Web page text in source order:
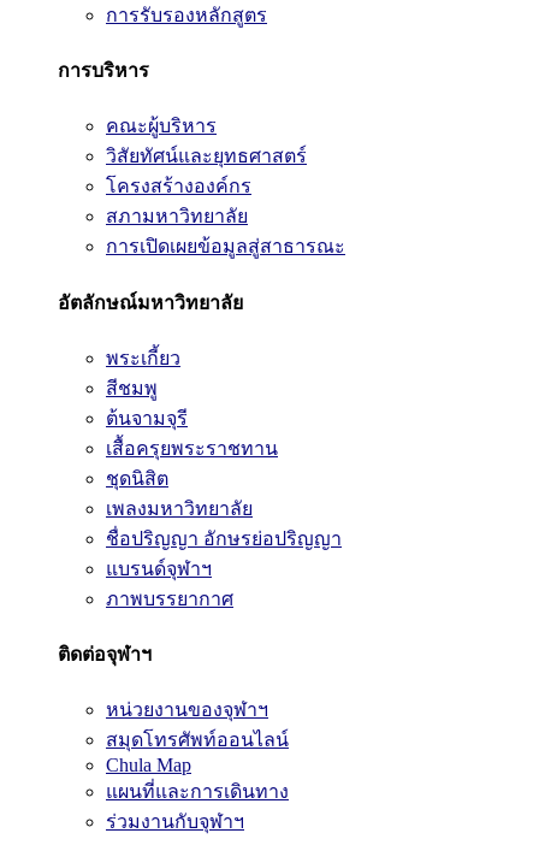
การรับรองหลักสูตร
การบริหาร
คณะผู้บริหาร
วิสัยทัศน์และยุทธศาสตร์
โครงสร้างองค์กร
สภามหาวิทยาลัย
การเปิดเผยข้อมูลสู่สาธารณะ
อัตลักษณ์มหาวิทยาลัย
พระเกี้ยว
สีชมพู
ต้นจามจุรี
เสื้อครุยพระราชทาน
ชุดนิสิต
เพลงมหาวิทยาลัย
ชื่อปริญญา อักษรย่อปริญญา
แบรนด์จุฬาฯ
ภาพบรรยากาศ
ติดต่อจุฬาฯ
หน่วยงานของจุฬาฯ
สมุดโทรศัพท์ออนไลน์
Chula Map
แผนที่และการเดินทาง
ร่วมงานกับจุฬาฯ